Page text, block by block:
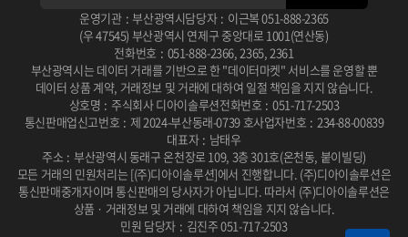
상품 등록 신청 후승인 절차 확인!
수요자가 서명 후 공급자에게 알림공급자가 확인
공급자가 참여수요자가 순위 결정 심사 및 상금 결제
운영기관 : 부산광역시담당자 : 이근복051-888-2365
(우 47545) 부산광역시 연제구 중앙대로 1001(연산동)
전화번호 : 051-888-2366, 2365, 2361
부산광역시는 데이터 거래를 기반으로 한 "데이터마켓" 서비스를 운영할 뿐
데이터 상품 계약, 거래정보 및 거래에 대하여 일절 책임을 지지 않습니다.
상호명 : 주식회사 디아이솔루션전화번호 : 051-717-2503
통신판매업신고번호 : 제 2024-부산동래-0739 호사업자번호 : 234-88-00839
대표자 : 남태우
주소 : 부산광역시 동래구 온천장로 109, 3층 301호(온천동, 붙이빌딩)
모든 거래의 민원처리는 [(주)디아이솔루션]에서 진행합니다. (주)디아이솔루션은
통신판매중개자이며 통신판매의 당사자가 아닙니다. 따라서 (주)디아이솔루션은
상품 · 거래정보 및 거래에 대하여 책임을 지지 않습니다.
민원 담당자 : 김진주 051-717-2503